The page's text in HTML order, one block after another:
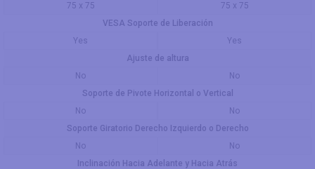
75 x 75
75 x 75
VESA Soporte de Liberación
Yes
Yes
Ajuste de altura
No
No
Soporte de Pivote Horizontal o Vertical
No
No
Soporte Giratorio Derecho Izquierdo o Derecho
No
No
Inclinación Hacia Adelante y Hacia Atrás